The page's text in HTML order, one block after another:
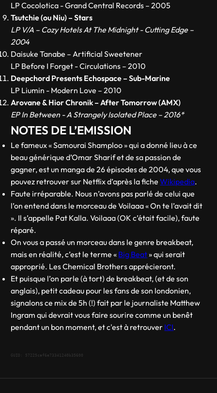
LP Cocolotica - Grand Central Records – 2005
Tsutchie (ou Niu) – Stars
LP V/A – Cozy Hotels At The Midnight - Cutting Edge –
2004
Daisuke Tanabe – Artificial Sweetener
LP Before I Forget - Circulations – 2010
Deepchord Presents Echospace – Sub-Marine
LP Liumin - Modern Love – 2010
Arovane & Hior Chronik – After Tomorrow (AMX)
EP In Between - A Strangely Isolated Place – 2016*
NOTES DE L’EMISSION
Le fameux « Samourai Shamploo » qui a donné lieu à ce
beau générique d’Omar Sharif et de sa passion de
gagner, est un manga de 26 épisodes de 2004, que vous
pouvez retrouver sur Netflix d’après la ficheWikipedia.
Faute irréparable. Nous n’avons pas parlé de celui que
l’on entend dans le morceau de Voilaaa « On te l’avait dit
». Il s’appelle Pat Kalla. Voilaaa (OK c’était facile), faute
réparé.
On vous a passé un morceau dans le genre breakbeat,
mais en réalité, c’est le terme « Big Beat» qui serait
approprié. Les Chemical Brothers apprécieront.
Et puisque l’on parle (à tort) de breakbeat, (et de son
anglais), petit cadeau pour les fans de son londonien,
signalons ce mix de 5h (!) fait par le journaliste Matthew
Ingram qui devrait vous faire sourire comme un benêt
pendant un bon moment, et c'est à retrouver ICI.
GUID: 57225caf6e73341240b35600